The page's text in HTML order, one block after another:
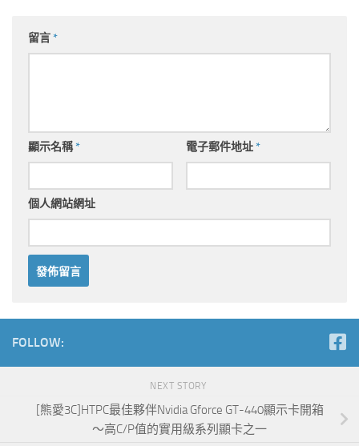
留言*
顯示名稱* 電子郵件地址*
個人網站網址
FOLLOW:
NEXT STORY
[熊愛3C]HTPC最佳夥伴Nvidia Gforce GT-440顯示卡開箱
～高C/P值的實用級系列顯卡之一